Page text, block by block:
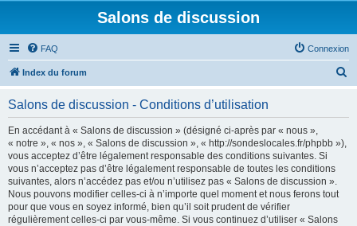
Salons de discussion
FAQ Connexion
Index du forum
Salons de discussion - Conditions d’utilisation
En accédant à « Salons de discussion » (désigné ci-après par « nous »,
« notre », « nos », « Salons de discussion », « http://sondeslocales.fr/phpbb »),
vous acceptez d’être légalement responsable des conditions suivantes. Si
vous n’acceptez pas d’être légalement responsable de toutes les conditions
suivantes, alors n’accédez pas et/ou n’utilisez pas « Salons de discussion ».
Nous pouvons modifier celles-ci à n’importe quel moment et nous ferons tout
pour que vous en soyez informé, bien qu’il soit prudent de vérifier
régulièrement celles-ci par vous-même. Si vous continuez d’utiliser « Salons